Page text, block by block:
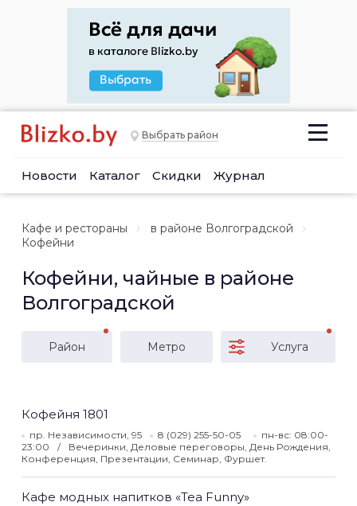
Выбрать район
Новости Каталог Скидки Журнал
Кафе и рестораны
в районе Волгоградской
Кофейни
Кофейни, чайные в районе
Волгоградской
Район Метро Услуга
Кофейня 1801
пр. Независимости, 95 8 (029) 255-50-05
пн-вс: 08:00-
23:00
Вечеринки, Деловые переговоры, День Рождения,
Конференция, Презентации, Семинар, Фуршет.
Кафе модных напитков «Tea Funny»